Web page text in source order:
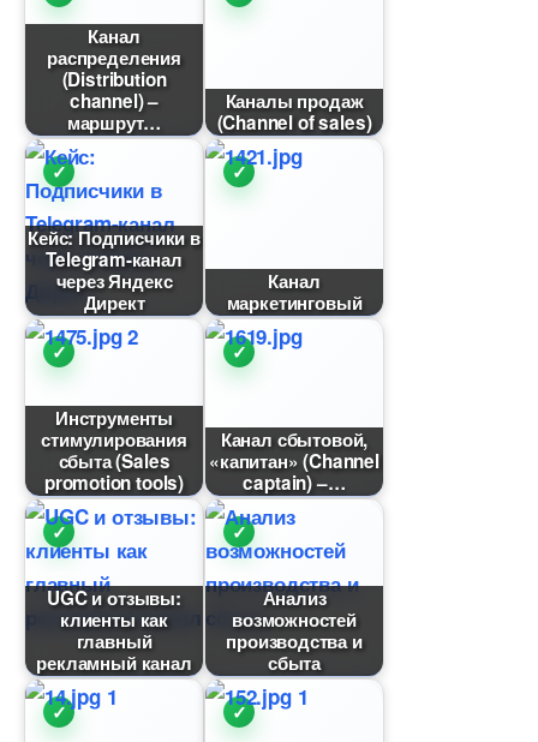
Канал
распределения
(Distribution
channel) –
маршрут
Каналы продаж
(Channel of sales)
Кейс: Подписчики
Telegram-канал
через Яндекс
Директ
Канал
маркетинговый
Инструменты
стимулирования
сбыта (Sales
promotion tools)
Канал сбытовой,
«капитан» (Channel
captain) –
UGC и отзывы:
клиенты как
лавный
рекламный канал
Анализ
озможностей
производства и
сбыта